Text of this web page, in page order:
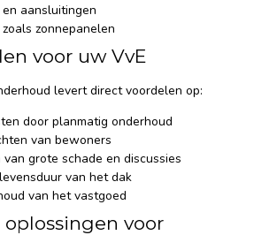
aansluitingen
zonnepanelen
voor uw VvE
levert direct voordelen op:
door planmatig onderhoud
van bewoners
van grote schade en discussies
van het dak
van het vastgoed
voor